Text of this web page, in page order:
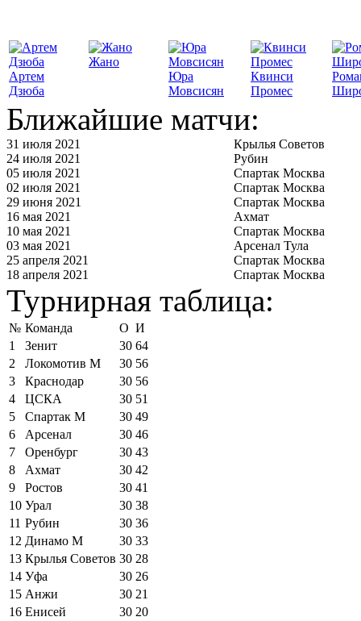
Артем
Дзюба
Жано
Юра
Мовсисян
Квинси
Промес
Ближайшие матчи:
31 июля 2021
Крылья Советов
24 июля 2021
Рубин
05 июля 2021
Спартак Москва
02 июля 2021
Спартак Москва
29 июня 2021
Спартак Москва
16 мая 2021
Ахмат
10 мая 2021
Спартак Москва
03 мая 2021
Арсенал Тула
25 апреля 2021
Спартак Москва
18 апреля 2021
Спартак Москва
Турнирная таблица:
№ Команда О И
1
Зенит 30 64
2
Локомотив М 30 56
3
Краснодар 30 56
4
ЦСКА 30 51
5
Спартак М 30 49
6
Арсенал 30 46
7
Оренбург 30 43
8
Ахмат 30 42
9
Ростов 30 41
10 Урал 30 38
11 Рубин 30 36
12 Динамо М 30 33
13 Крылья Советов 30 28
14 Уфа 30 26
15 Анжи 30 21
16 Енисей 30 20